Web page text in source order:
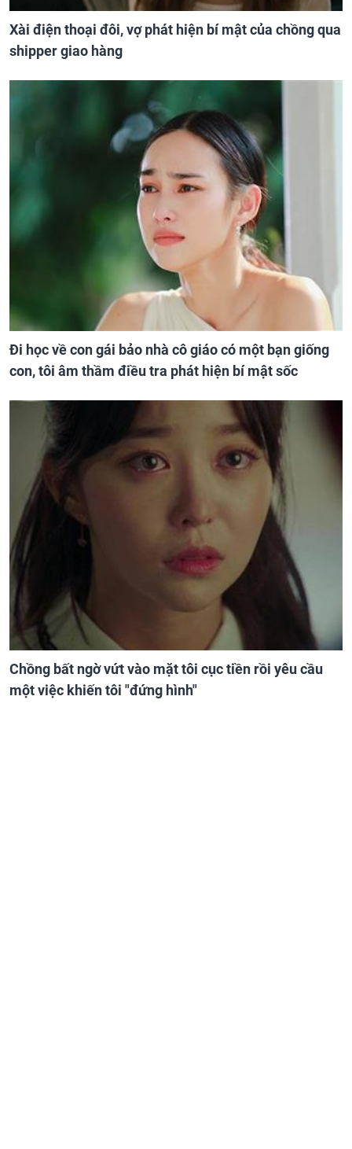
Xài điện thoại đôi, vợ phát hiện bí mật của chồng qua
shipper giao hàng
Đi học về con gái bảo nhà cô giáo có một bạn giống
con, tôi âm thầm điều tra phát hiện bí mật sốc
Chồng bất ngờ vứt vào mặt tôi cục tiền rồi yêu cầu
một việc khiến tôi "đứng hình"